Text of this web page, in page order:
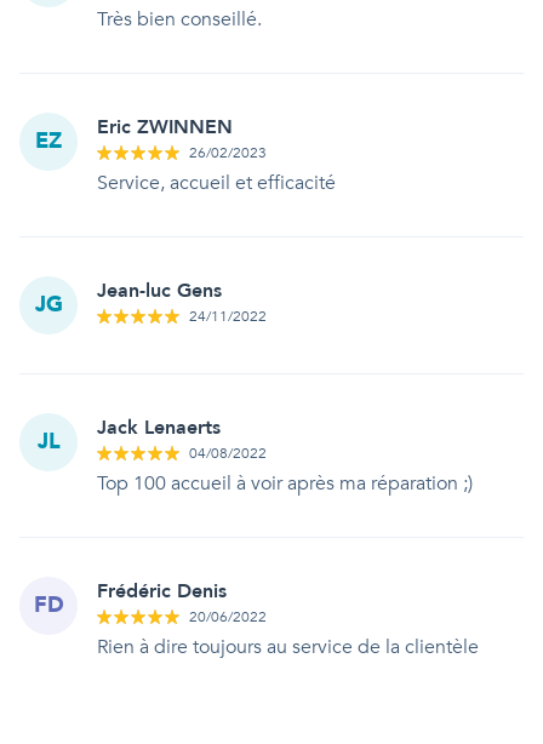
Très bien conseillé.
EZ Eric ZWINNEN
26/02/2023
Service, accueil et efficacité
JG Jean-luc Gens
24/11/2022
JL Jack Lenaerts
04/08/2022
Top 100 accueil à voir après ma réparation ;)
FD Frédéric Denis
20/06/2022
Rien à dire toujours au service de la clientèle